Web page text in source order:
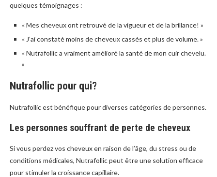
quelques témoignages :
« Mes cheveux ont retrouvé de la vigueur et de la brillance! »
« J’ai constaté moins de cheveux cassés et plus de volume. »
« Nutrafollic a vraiment amélioré la santé de mon cuir chevelu.
»
Nutrafollic pour qui?
Nutrafollic est bénéfique pour diverses catégories de personnes.
Les personnes souffrant de perte de cheveux
Si vous perdez vos cheveux en raison de l’âge, du stress ou de
conditions médicales, Nutrafollic peut être une solution efficace
pour stimuler la croissance capillaire.